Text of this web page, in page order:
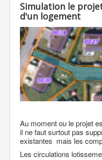
Simulation le
d'un logement
Au moment ou le projet
il ne faut surtout pas
existantes mais les
Les circulations